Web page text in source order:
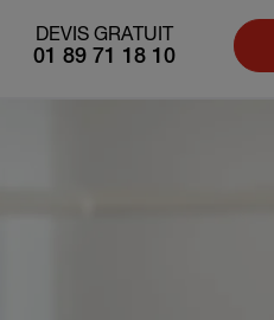
DEVIS GRATUIT
01 89 71 18 10